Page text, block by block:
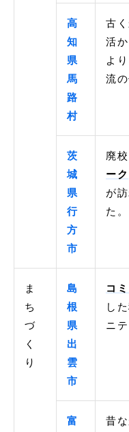
高
知
県
馬
路
村
古
活
よ
流
茨
城
県
行
方
市
廃
ーク
が
た。
ま
ち
づ
く
り
島
根
県
出
雲
市
コ
し
ニ
富 昔